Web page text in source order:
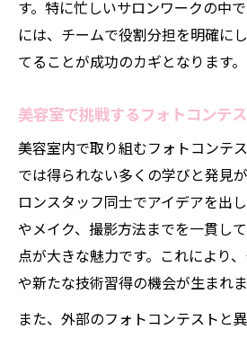
す。特に忙しいサロンワークの中
には、チームで役割分担を明確に
てることが成功のカギとなります。
美容室で挑戦するフォトコンテ
美容室内で取り組むフォトコンテ
では得られない多くの学びと発見
ロンスタッフ同士でアイデアを出
やメイク、撮影方法までを一貫し
点が大きな魅力です。これにより
や新たな技術習得の機会が生まれま
また、外部のフォトコンテストと